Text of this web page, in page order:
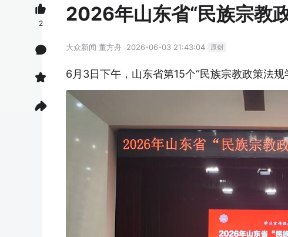
2026年山东省“民族宗教
大众新闻 董方舟 2026-06-03 21:43:04 原创
6月3日下午，山东省第15个“民族宗教政策法规
2